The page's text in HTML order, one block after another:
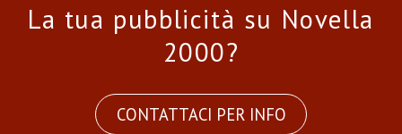
La tua pubblicità su Novella
2000?
CONTATTACI PER INFO